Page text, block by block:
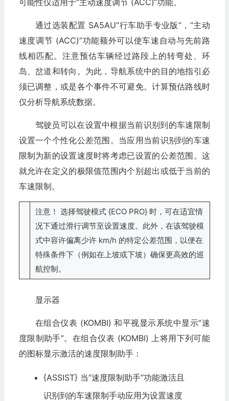
可能性仅适用于“主动速度调节 (ACC)“功能。
通过选装配置 SA5AU“行车助手专业版”，“主动
速度调节 (ACC)”功能额外可以使车速自动与先前路
线相匹配。注意预估车辆经过路段上的转弯处、环
岛、岔道和转向。为此，导航系统中的目的地指引必
须已调整，或是各个事件不可避免。计算预估路线时
仅分析导航系统数据。
驾驶员可以在设置中根据当前识别到的车速限制
设置一个个性化公差范围。当应用当前识别到的车速
限制为新的设置速度时将考虑已设置的公差范围。这
就允许在定义的极限值范围内个别超出或低于当前的
车速限制。
注意！ 选择驾驶模式 {ECO PRO} 时，可在适宜情
况下通过滑行调节至设置速度。此外，在该驾驶模
式中容许偏离少许 km/h 的特定公差范围，以便在
特殊条件下（例如在上坡或下坡）确保更高效的巡
航控制。
显示器
在组合仪表 (KOMBI) 和平视显示系统中显示“速
度限制助手”。在组合仪表 (KOMBI) 上将用下列可能
的图标显示激活的速度限制助手：
{ASSIST} 当“速度限制助手”功能激活且
识别到的车速限制手动应用为设置速度